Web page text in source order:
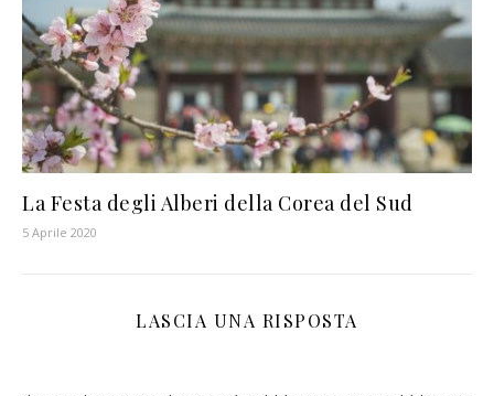
La Festa degli Alberi della Corea del Sud
5 Aprile 2020
LASCIA UNA RISPOSTA